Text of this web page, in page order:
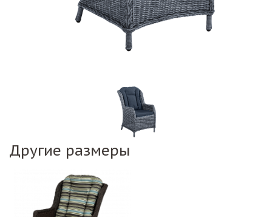
Другие размеры